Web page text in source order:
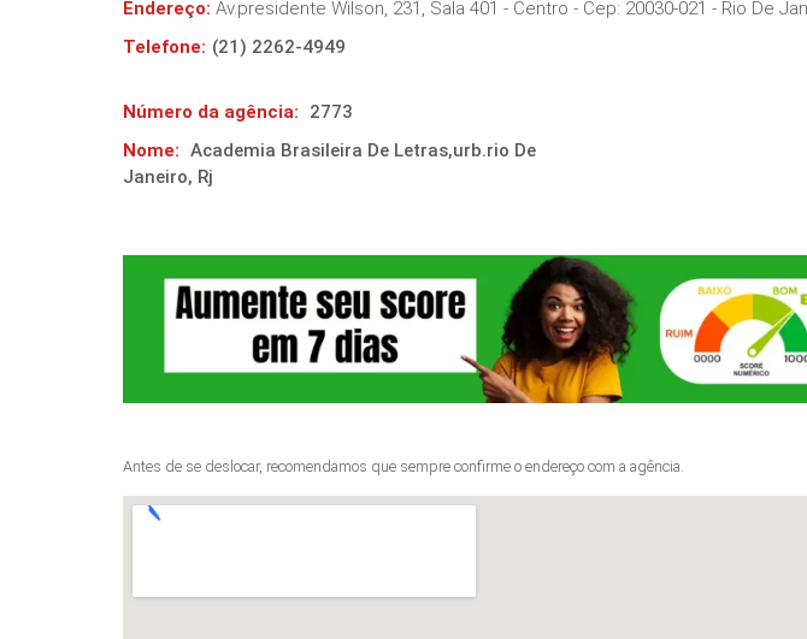
Endereço: Av.presidente Wilson, 231, Sala 401 - Centro - Cep: 20030-021 - Rio De
Telefone: (21) 2262-4949
Número da agência:
2773
Nome: Academia Brasileira De Letras,urb.rio De
Janeiro, Rj
Antes de se deslocar, recomendamos que sempre confirme o endereço com a agência.